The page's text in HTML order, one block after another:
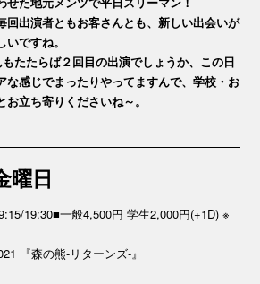
回出演者ともお客さんとも、新しい出会いが
ですね。
たたらば２回目の出演でしょうか、この日
な感じでまったりやってますんで、学校・お
立ち寄りくださいね～。
曜日
19:30■一般4,500円 学生2,000円(+1D) ※
『森の熊-リターンズ-』